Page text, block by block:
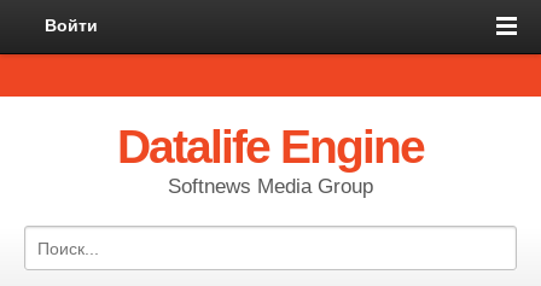
Войти
Datalife Engine
Softnews Media Group